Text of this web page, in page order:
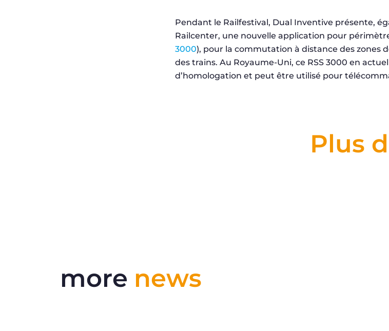
Pendant le Railfestival, Dual Inventive présente,
Railcenter, une nouvelle application pour
3000), pour la commutation à distance des zones
des trains. Au Royaume-Uni, ce RSS 3000 en
d’homologation et peut être utilisé pour
Plus
more news